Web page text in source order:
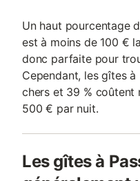
Un haut pourcentage
est à moins de 100 €
donc parfaite pour
Cependant, les gîtes
chers et 39 % coûtent
500 € par nuit.
Les gîtes à